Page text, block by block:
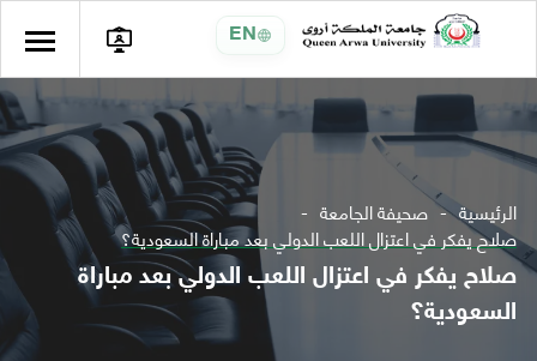
EN
الرئيسية صحيفة الجامعة
صلاح يفكر في اعتزال اللعب الدولي بعد مباراة السعودية؟
صلاح يفكر في اعتزال اللعب الدولي بعد مباراة
السعودية؟